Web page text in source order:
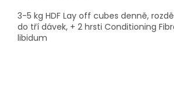
3-5 kg HDF Lay off cubes denně,
do tří dávek, + 2 hrsti Conditioning
libidum